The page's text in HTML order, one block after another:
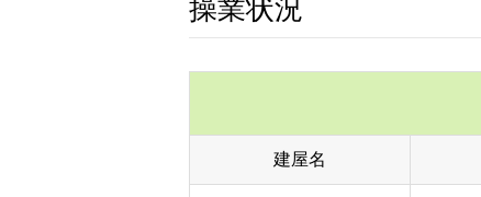
操業状況
建屋名